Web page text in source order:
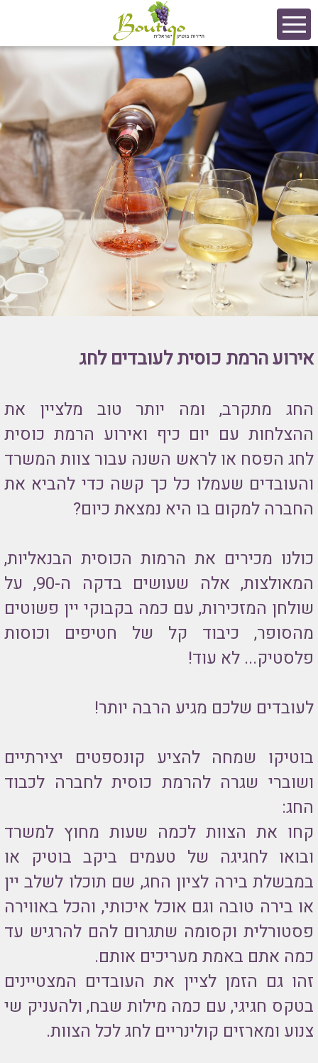
אירוע הרמת כוסית לעובדים לחג
החג מתקרב, ומה יותר טוב מלציין את
ההצלחות עם יום כיף ואירוע הרמת כוסית
לחג הפסח או לראש השנה עבור צוות המשרד
והעובדים שעמלו כל כך קשה כדי להביא את
החברה למקום בו היא נמצאת כיום?
כולנו מכירים את הרמות הכוסית הבנאליות,
המאולצות, אלה שעושים בדקה ה-90, על
שולחן המזכירות, עם כמה בקבוקי יין פשוטים
מהסופר, כיבוד קל של חטיפים וכוסות
פלסטיק... לא עוד!
לעובדים שלכם מגיע הרבה יותר!
בוטיקו שמחה להציע קונספטים יצירתיים
ושוברי שגרה להרמת כוסית לחברה לכבוד
החג:
קחו את הצוות לכמה שעות מחוץ למשרד
ובואו לחגיגה של טעמים ביקב בוטיק או
במבשלת בירה לציון החג, שם תוכלו לשלב יין
או בירה טובה וגם אוכל איכותי, והכל באווירה
פסטורלית וקסומה שתגרום להם להרגיש עד
כמה אתם באמת מעריכים אותם.
זהו גם הזמן לציין את העובדים המצטיינים
בטקס חגיגי, עם כמה מילות שבח, ולהעניק שי
צנוע ומארזים קולינריים לחג לכל הצוות.